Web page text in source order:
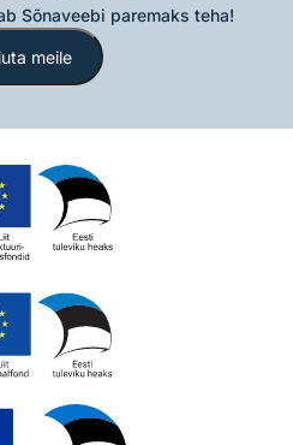
Sõnaveebi paremaks teha!
meile